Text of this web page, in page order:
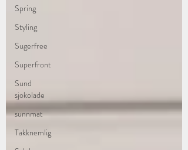
Spring
Styling
Sugerfree
Superfront
Sund
sjokolade
sunnmat
Takknemlig